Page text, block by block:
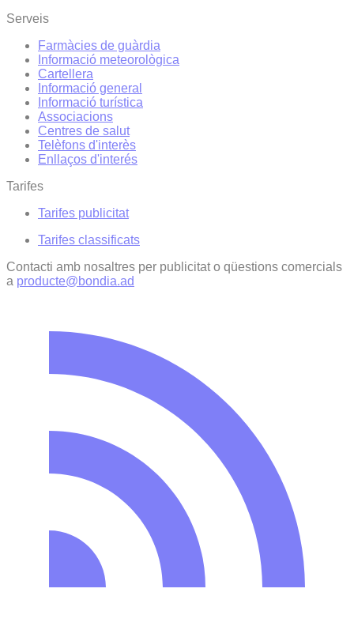
Serveis
Farmàcies de guàrdia
Informació meteorològica
Cartellera
Informació general
Informació turística
Associacions
Centres de salut
Telèfons d'interès
Enllaços d'interés
Tarifes
Tarifes publicitat
Tarifes classificats
Contacti amb nosaltres per publicitat o qüestions comercials
a producte@bondia.ad